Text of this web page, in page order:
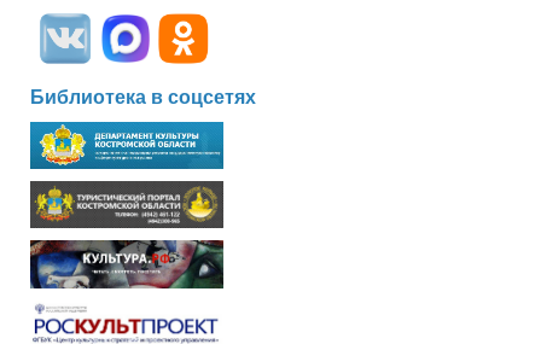
Библиотека в соцсетях